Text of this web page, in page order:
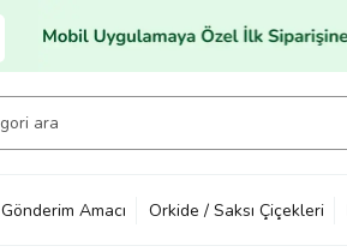
Gönderim Amacı Orkide / Saksı Çiçekleri